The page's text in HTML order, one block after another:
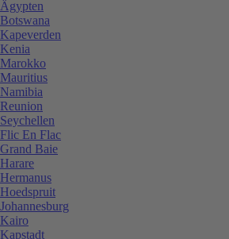
Ägypten
Botswana
Kapeverden
Kenia
Marokko
Mauritius
Namibia
Reunion
Seychellen
Flic En Flac
Grand Baie
Harare
Hermanus
Hoedspruit
Johannesburg
Kairo
Kapstadt